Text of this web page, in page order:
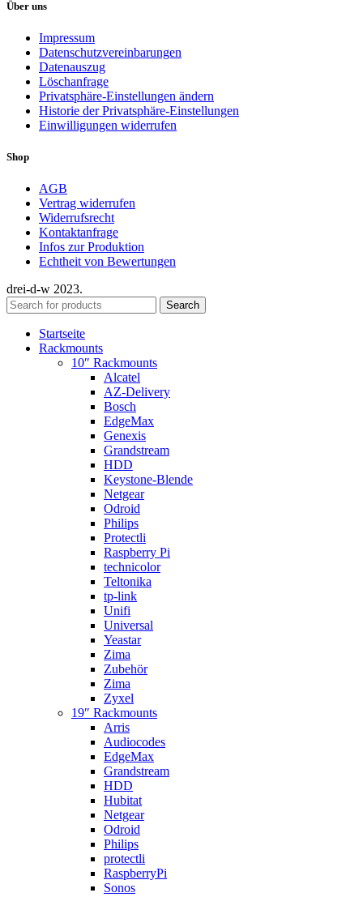
Über uns
Impressum
Datenschutzvereinbarungen
Datenauszug
Löschanfrage
Privatsphäre-Einstellungen ändern
Historie der Privatsphäre-Einstellungen
Einwilligungen widerrufen
Shop
AGB
Vertrag widerrufen
Widerrufsrecht
Kontaktanfrage
Infos zur Produktion
Echtheit von Bewertungen
drei-d-w 2023.
Search
Startseite
Rackmounts
10″ Rackmounts
Alcatel
AZ-Delivery
Bosch
EdgeMax
Genexis
Grandstream
HDD
Keystone-Blende
Netgear
Odroid
Philips
Protectli
Raspberry Pi
technicolor
Teltonika
tp-link
Unifi
Universal
Yeastar
Zima
Zubehör
Zima
Zyxel
19″ Rackmounts
Arris
Audiocodes
EdgeMax
Grandstream
HDD
Hubitat
Netgear
Odroid
Philips
protectli
RaspberryPi
Sonos